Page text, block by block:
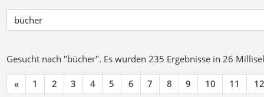
Gesucht nach "bücher". Es wurden 235 Ergebnisse in 26
« 1 2 3 4 5 6 7 8 9 10 11 12